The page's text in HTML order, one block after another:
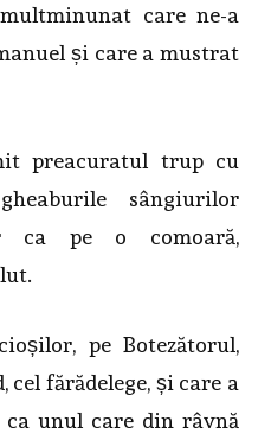
care ne-a
și care a mustrat
preacuratul trup cu
sângiurilor
ca pe o comoară,
pe Botezătorul,
fărădelege, și care a
unul care din râvnă